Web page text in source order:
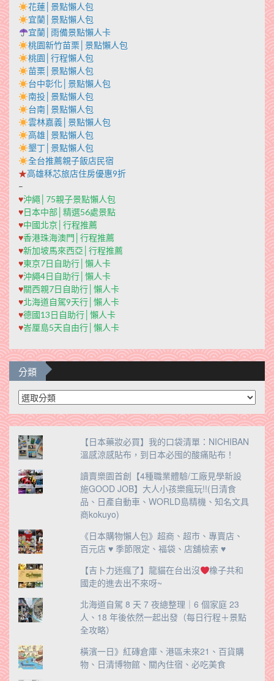
花蓮│景點懶人包
宜蘭│景點懶人包
宜蘭│雨備景點懶人卡
桃園新竹苗栗│景點懶人包
桃園│行程懶人包
苗栗│景點懶人包
台中彰化│景點懶人包
南投│景點懶人包
台南│景點懶人包
雲林嘉義│景點懶人包
高雄│景點懶人包
墾丁│景點懶人包
全台推薦親子飯店民宿
★高雄秝芯旅店住房優惠9折
–
♥沖繩│75親子景點懶人包
♥日本中部│精選56處景點
♥中國北京│行程推薦
♥香港珠海澳門│行程推薦
♥新加坡馬來西亞│行程推薦
♥東京7日自助行│懶人卡
♥沖繩4日自助行│懶人卡
♥關西親7日自助行│懶人卡
♥北海道自駕9天行│懶人卡
♥德國13日自助行│懶人卡
♥峇厘島5天自由行│懶人卡
分類
分
類
【日本藥妝必買】我的口袋清單：NICHIBAN
溫感涼感貼布，到日本必囤的酸痛貼布！
讀賣樂園首創【4種職業體驗/工廠見學新設
施GOOD JOB】大人小孩樂瘋玩!!(日清食
品、日產自動車、WORLD島精機、知名文具
商kokuyo)
《日本購物懶人包》超商、超市、專賣店、
百元店 ♥ 季節限定、福袋、店舖檢索 ♥
【吉卜力迷瘋了】龍貓在台出沒
橡子共和
國走的進去出不來呀~
北海道自駕 8 天 7 夜總整理｜6 個家庭 23
人、18 年後依然一起出發（每日行程＋景點
全攻略）
橫濱一日》紅磚倉庫、港區未來21、百貨購
物、日清博物館、關內住宿、必吃美食